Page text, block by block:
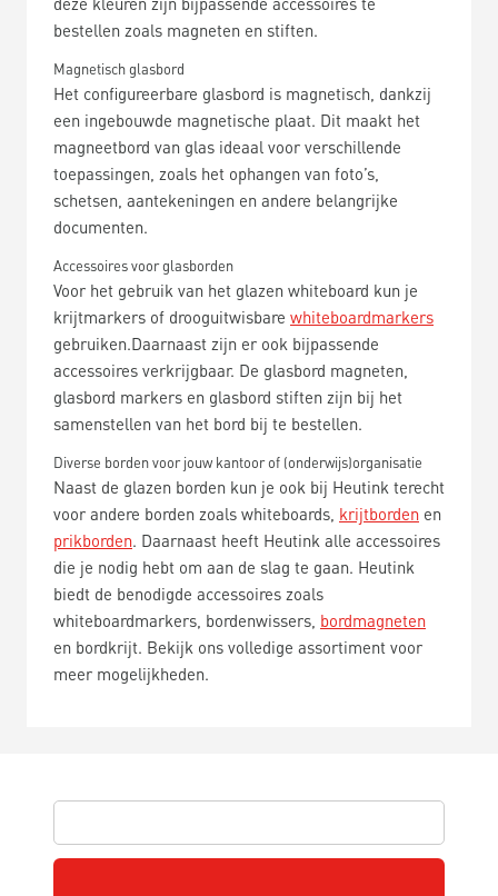
bestellen zoals magneten en stiften.
Magnetisch glasbord
Het configureerbare glasbord is magnetisch, dankzij
een ingebouwde magnetische plaat. Dit maakt het
magneetbord van glas ideaal voor verschillende
toepassingen, zoals het ophangen van foto’s,
schetsen, aantekeningen en andere belangrijke
documenten.
Accessoires voor glasborden
Voor het gebruik van het glazen whiteboard kun je
krijtmarkers of drooguitwisbare whiteboardmarkers
gebruiken.Daarnaast zijn er ook bijpassende
accessoires verkrijgbaar. De glasbord magneten,
glasbord markers en glasbord stiften zijn bij het
samenstellen van het bord bij te bestellen.
Diverse borden voor jouw kantoor of (onderwijs)organisatie
Naast de glazen borden kun je ook bij Heutink terecht
voor andere borden zoals whiteboards, krijtborden en
prikborden. Daarnaast heeft Heutink alle accessoires
die je nodig hebt om aan de slag te gaan. Heutink
biedt de benodigde accessoires zoals
whiteboardmarkers, bordenwissers, bordmagneten
en bordkrijt. Bekijk ons volledige assortiment voor
meer mogelijkheden.